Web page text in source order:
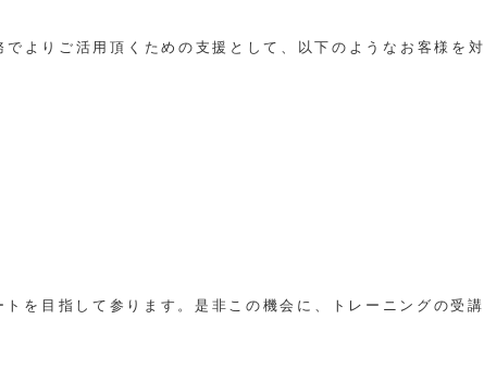
よりご活用頂くための支援として、以下のようなお客様を対
を目指して参ります。是非この機会に、トレーニングの受講